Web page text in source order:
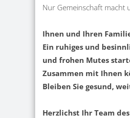
Nur Gemeinschaft macht
Ihnen und Ihren
Ein ruhiges und
und frohen Mutes
Zusammen mit Ihnen
Bleiben Sie gesund,
Herzlichst Ihr Team